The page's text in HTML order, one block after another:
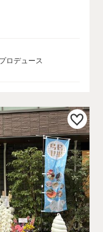
ロデュース